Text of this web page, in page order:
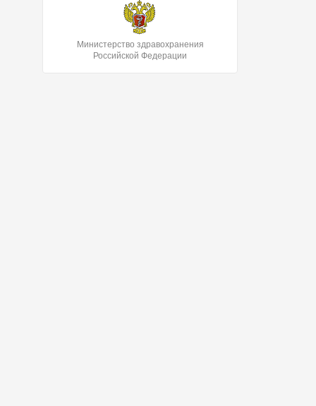
Министерство здравохранения
Российской Федерации